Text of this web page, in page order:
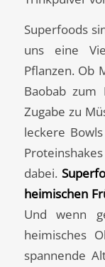
Superfoods
uns eine
Pflanzen. Ob
Baobab zum
Zugabe zu
leckere
dabei.
heimischen
Und wenn
heimisches
spannende